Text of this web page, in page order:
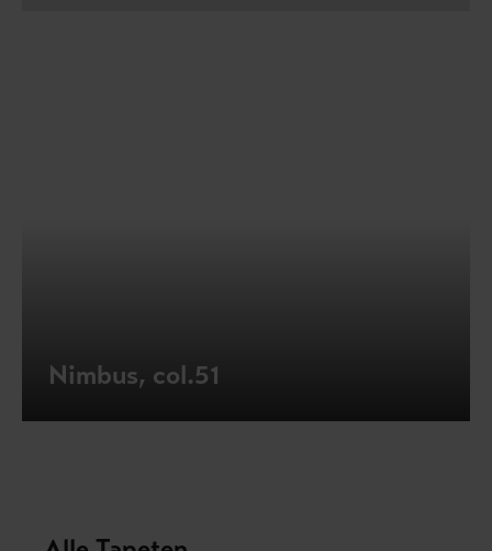
Nimbus, col.51